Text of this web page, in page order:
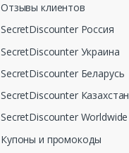
Отзывы клиентов
SecretDiscounter Россия
SecretDiscounter Украина
SecretDiscounter Беларусь
SecretDiscounter Казахстан
SecretDiscounter Worldwide
Купоны и промокоды